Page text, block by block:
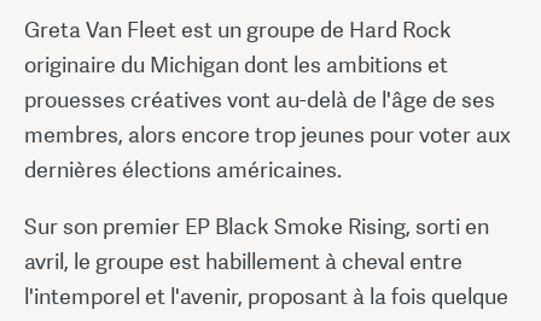
Greta Van Fleet est un groupe de Hard Rock
originaire du Michigan dont les ambitions et
prouesses créatives vont au-delà de l'âge de ses
membres, alors encore trop jeunes pour voter aux
dernières élections américaines.
Sur son premier EP Black Smoke Rising, sorti en
avril, le groupe est habillement à cheval entre
l'intemporel et l'avenir, proposant à la fois quelque